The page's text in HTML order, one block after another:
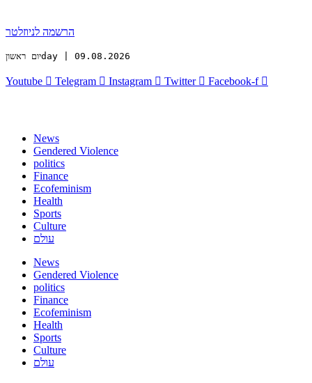
הרשמה לניוזלטר
יום ראשוןday | 09.08.2026
Youtube Telegram Instagram Twitter Facebook-f
News
Gendered Violence
politics
Finance
Ecofeminism
Health
Sports
Culture
עולם
News
Gendered Violence
politics
Finance
Ecofeminism
Health
Sports
Culture
עולם